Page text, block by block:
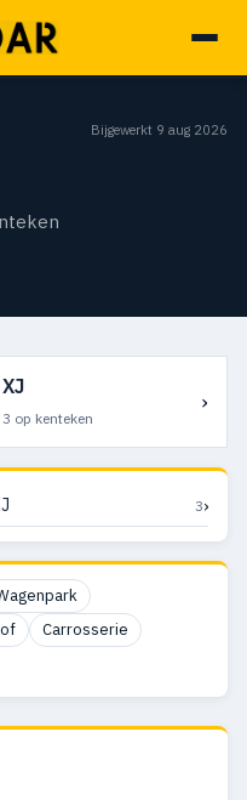
Bijgewerkt 9 aug 2026
XJ
3 op kenteken
›
3›
Carrosserie